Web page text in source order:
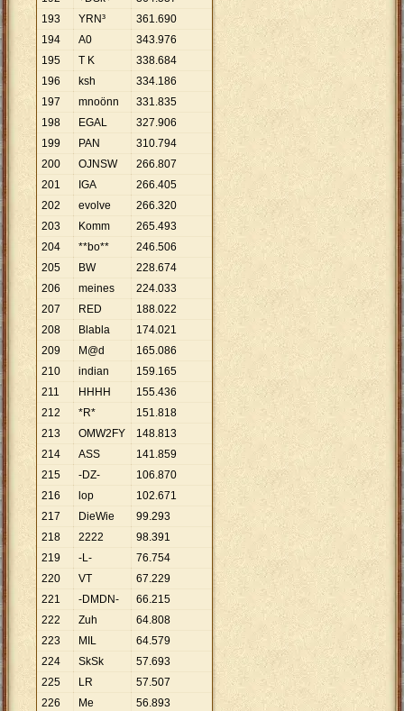
193
YRN³ 361.690
194
A0 343.976
195
T K 338.684
196
ksh 334.186
197
mnoönn 331.835
198
EGAL 327.906
199
PAN 310.794
200
OJNSW 266.807
201
IGA 266.405
202
evolve 266.320
203
Komm 265.493
204
**bo** 246.506
205
BW 228.674
206
meines 224.033
207
RED 188.022
208
Blabla 174.021
209
M@d 165.086
210
indian 159.165
211
HHHH 155.436
212
*R* 151.818
213
OMW2FY 148.813
214
ASS 141.859
215
-DZ- 106.870
216
lop 102.671
217
DieWie 99.293
218
2222 98.391
219
-L- 76.754
220
VT 67.229
221
-DMDN- 66.215
222
Zuh 64.808
223
MIL 64.579
224
SkSk 57.693
225
LR 57.507
226
Me 56.893